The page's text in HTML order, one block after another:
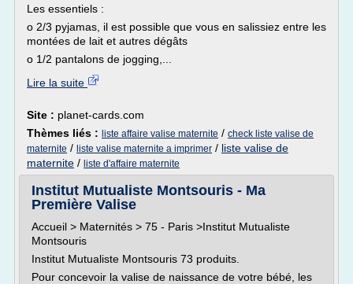
Les essentiels :
o 2/3 pyjamas, il est possible que vous en salissiez entre les
montées de lait et autres dégâts
o 1/2 pantalons de jogging,...
Lire la suite
Site : planet-cards.com
Thèmes liés : liste affaire valise maternite / check liste valise de
maternite / liste valise maternite a imprimer / liste valise de
maternite / liste d'affaire maternite
Institut Mutualiste Montsouris - Ma
Première Valise
Accueil > Maternités > 75 - Paris >Institut Mutualiste
Montsouris
Institut Mutualiste Montsouris 73 produits.
Pour concevoir la valise de naissance de votre bébé, les